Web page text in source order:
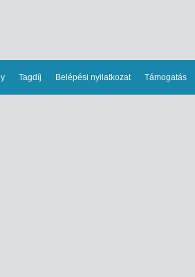
Tagdíj Belépési nyilatkozat Támogatás